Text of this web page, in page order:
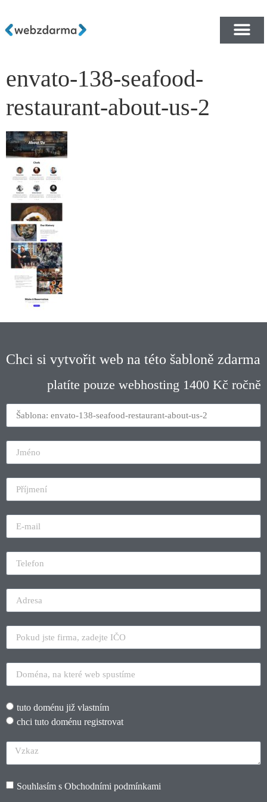
envato-138-seafood-
restaurant-about-us-2
Chci si vytvořit web na této šabloně zdarma
platíte pouze webhosting 1400 Kč ročně
tuto doménu již vlastním
chci tuto doménu registrovat
Souhlasím s Obchodními podmínkami